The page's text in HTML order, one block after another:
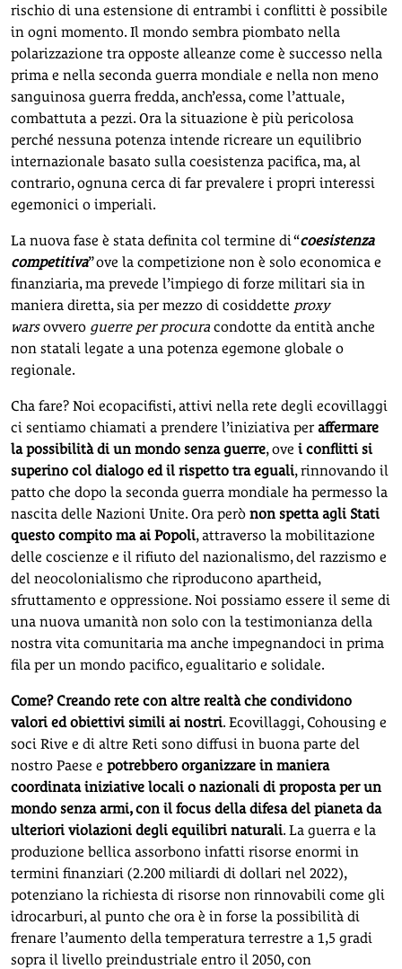
rischio di una estensione di entrambi i conflitti è possibile
in ogni momento. Il mondo sembra piombato nella
polarizzazione tra opposte alleanze come è successo nella
prima e nella seconda guerra mondiale e nella non meno
sanguinosa guerra fredda, anch’essa, come l’attuale,
combattuta a pezzi. Ora la situazione è più pericolosa
perché nessuna potenza intende ricreare un equilibrio
internazionale basato sulla coesistenza pacifica, ma, al
contrario, ognuna cerca di far prevalere i propri interessi
egemonici o imperiali.
La nuova fase è stata definita col termine di “coesistenza
competitiva” ove la competizione non è solo economica e
finanziaria, ma prevede l’impiego di forze militari sia in
maniera diretta, sia per mezzo di cosiddette proxy
warsovvero guerre per procura condotte da entità anche
non statali legate a una potenza egemone globale o
regionale.
Cha fare? Noi ecopacifisti, attivi nella rete degli ecovillaggi
ci sentiamo chiamati a prendere l’iniziativa peraffermare
la possibilità di un mondo senza guerre, ove i conflitti si
superino col dialogo ed il rispetto tra eguali, rinnovando il
patto che dopo la seconda guerra mondiale ha permesso la
nascita delle Nazioni Unite. Ora però non spetta agli Stati
questo compito ma ai Popoli, attraverso la mobilitazione
delle coscienze e il rifiuto del nazionalismo, del razzismo e
del neocolonialismo che riproducono apartheid,
sfruttamento e oppressione. Noi possiamo essere il seme di
una nuova umanità non solo con la testimonianza della
nostra vita comunitaria ma anche impegnandoci in prima
fila per un mondo pacifico, egualitario e solidale.
Come? Creando rete con altre realtà che condividono
valori ed obiettivi simili ai nostri. Ecovillaggi, Cohousing e
soci Rive e di altre Reti sono diffusi in buona parte del
nostro Paese e potrebbero organizzare in maniera
coordinata iniziative locali o nazionali di proposta per un
mondo senza armi, con il focus della difesa del pianeta da
ulteriori violazioni degli equilibri naturali. La guerra e la
produzione bellica assorbono infatti risorse enormi in
termini finanziari (2.200 miliardi di dollari nel 2022),
potenziano la richiesta di risorse non rinnovabili come gli
idrocarburi, al punto che ora è in forse la possibilità di
frenare l’aumento della temperatura terrestre a 1,5 gradi
sopra il livello preindustriale entro il 2050, con